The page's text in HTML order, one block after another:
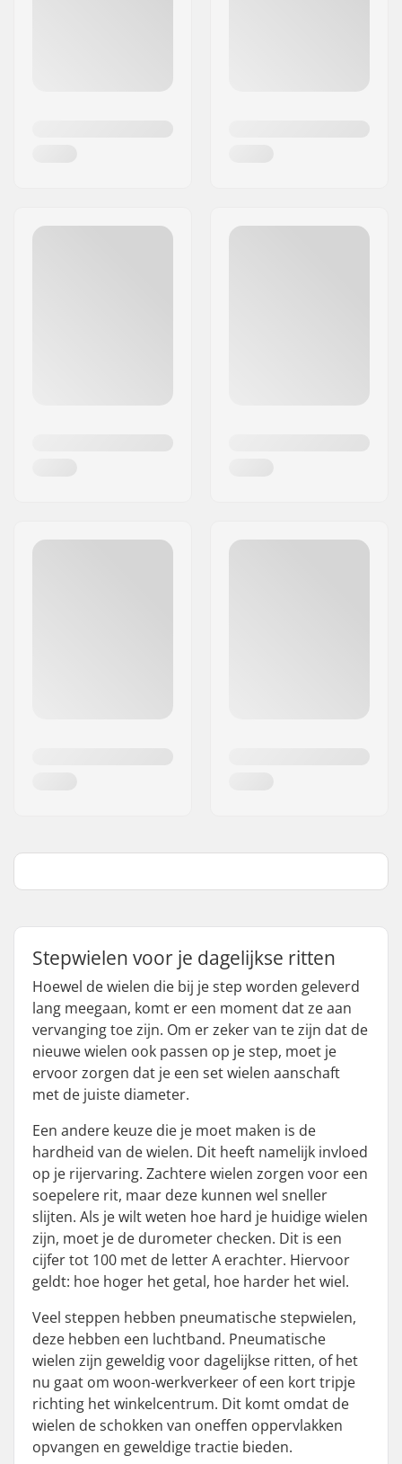
Stepwielen voor je dagelijkse ritten
Hoewel de wielen die bij je step worden geleverd
lang meegaan, komt er een moment dat ze aan
vervanging toe zijn. Om er zeker van te zijn dat de
nieuwe wielen ook passen op je step, moet je
ervoor zorgen dat je een set wielen aanschaft
met de juiste diameter.
Een andere keuze die je moet maken is de
hardheid van de wielen. Dit heeft namelijk invloed
op je rijervaring. Zachtere wielen zorgen voor een
soepelere rit, maar deze kunnen wel sneller
slijten. Als je wilt weten hoe hard je huidige wielen
zijn, moet je de durometer checken. Dit is een
cijfer tot 100 met de letter A erachter. Hiervoor
geldt: hoe hoger het getal, hoe harder het wiel.
Veel steppen hebben pneumatische stepwielen,
deze hebben een luchtband. Pneumatische
wielen zijn geweldig voor dagelijkse ritten, of het
nu gaat om woon-werkverkeer of een kort tripje
richting het winkelcentrum. Dit komt omdat de
wielen de schokken van oneffen oppervlakken
opvangen en geweldige tractie bieden.